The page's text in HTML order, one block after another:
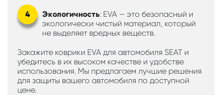
Экологичность: EVA — это безопасный и
экологически чистый материал, который
не выделяет вредных веществ.
Закажите коврики EVA для автомобиля SEAT и
убедитесь в их высоком качестве и удобстве
использования. Мы предлагаем лучшие решения
для защиты вашего автомобиля по доступной
цене.